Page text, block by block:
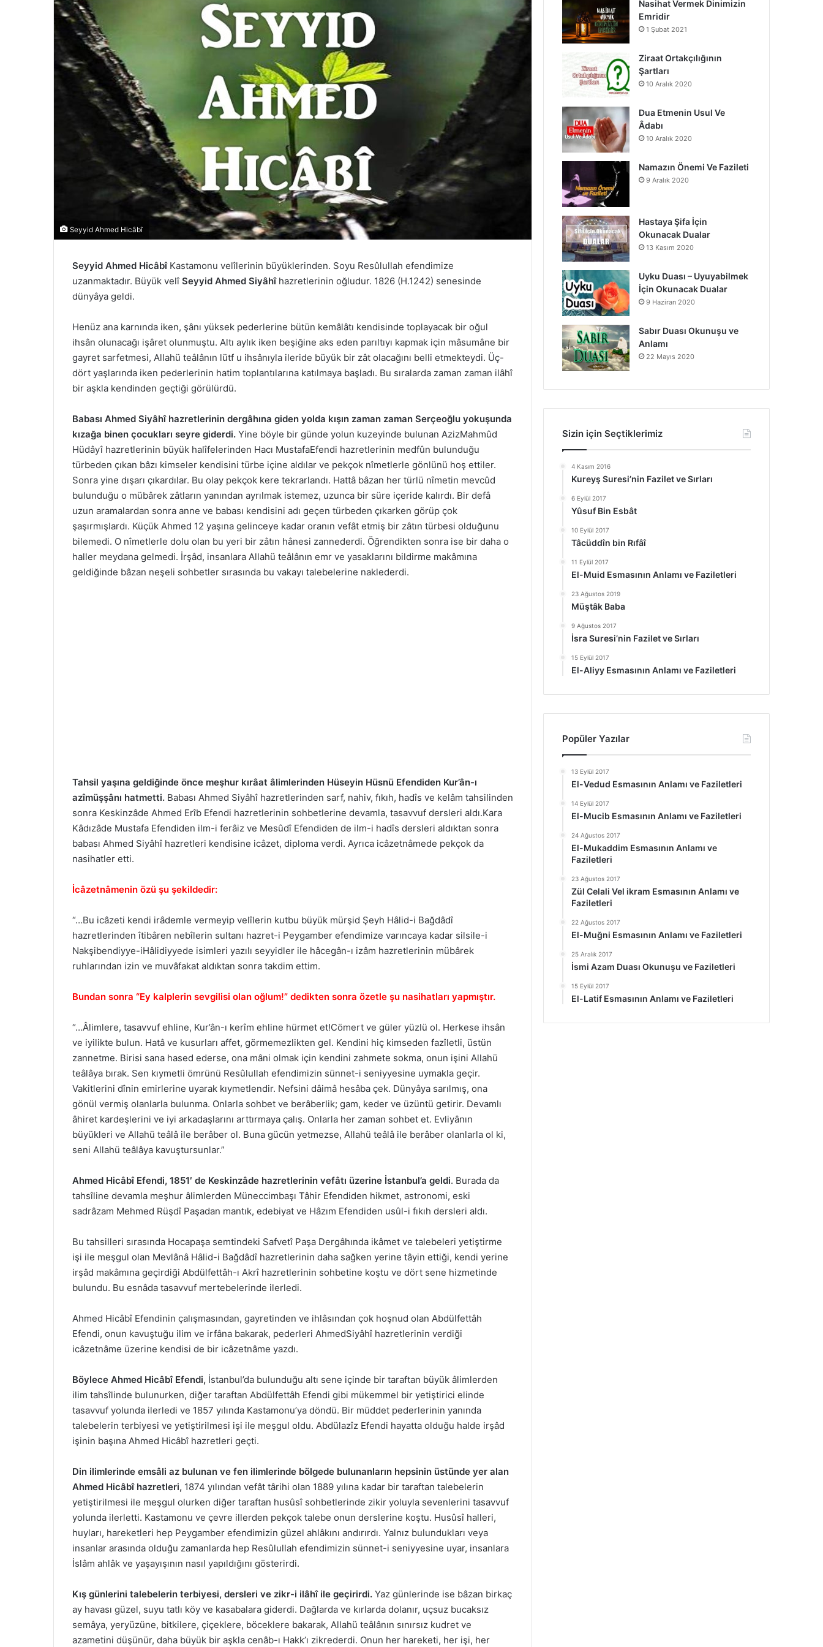
Seyyid Ahmed Hicâbî
Seyyid Ahmed HicâbîKastamonu velîlerinin büyüklerinden. Soyu Resûlullah efendimize
uzanmaktadır. Büyük velî Seyyid Ahmed Siyâhîhazretlerinin oğludur. 1826 (H.1242) senesinde
dünyâya geldi.
Henüz ana karnında iken, şânı yüksek pederlerine bütün kemâlâtı kendisinde toplayacak bir oğul
ihsân olunacağı işâret olunmuştu. Altı aylık iken beşiğine aks eden parıltıyı kapmak için mâsumâne bir
gayret sarfetmesi, Allahü teâlânın lütf u ihsânıyla ileride büyük bir zât olacağını belli etmekteydi. Üç-
dört yaşlarında iken pederlerinin hatim toplantılarına katılmaya başladı. Bu sıralarda zaman zaman ilâhî
bir aşkla kendinden geçtiği görülürdü.
Babası Ahmed Siyâhî hazretlerinin dergâhına giden yolda kışın zaman zaman Serçeoğlu yokuşunda
kızağa binen çocukları seyre giderdi. Yine böyle bir günde yolun kuzeyinde bulunan AzizMahmûd
Hüdâyî hazretlerinin büyük halîfelerinden Hacı MustafaEfendi hazretlerinin medfûn bulunduğu
türbeden çıkan bâzı kimseler kendisini türbe içine aldılar ve pekçok nîmetlerle gönlünü hoş ettiler.
Sonra yine dışarı çıkardılar. Bu olay pekçok kere tekrarlandı. Hattâ bâzan her türlü nîmetin mevcûd
bulunduğu o mübârek zâtların yanından ayrılmak istemez, uzunca bir süre içeride kalırdı. Bir defâ
uzun aramalardan sonra anne ve babası kendisini adı geçen türbeden çıkarken görüp çok
şaşırmışlardı. Küçük Ahmed 12 yaşına gelinceye kadar oranın vefât etmiş bir zâtın türbesi olduğunu
bilemedi. O nîmetlerle dolu olan bu yeri bir zâtın hânesi zannederdi. Öğrendikten sonra ise bir daha o
haller meydana gelmedi. İrşâd, insanlara Allahü teâlânın emr ve yasaklarını bildirme makâmına
geldiğinde bâzan neşeli sohbetler sırasında bu vakayı talebelerine naklederdi.
Tahsil yaşına geldiğinde önce meşhur kırâat âlimlerinden Hüseyin Hüsnü Efendiden Kur’ân-ı
azîmüşşânı hatmetti. Babası Ahmed Siyâhî hazretlerinden sarf, nahiv, fıkıh, hadîs ve kelâm tahsilinden
sonra Keskinzâde Ahmed Erîb Efendi hazretlerinin sohbetlerine devamla, tasavvuf dersleri aldı.Kara
Kâdızâde Mustafa Efendiden ilm-i ferâiz ve Mesûdî Efendiden de ilm-i hadîs dersleri aldıktan sonra
babası Ahmed Siyâhî hazretleri kendisine icâzet, diploma verdi. Ayrıca icâzetnâmede pekçok da
nasihatler etti.
İcâzetnâmenin özü şu şekildedir:
“…Bu icâzeti kendi irâdemle vermeyip velîlerin kutbu büyük mürşid Şeyh Hâlid-i Bağdâdî
hazretlerinden îtibâren nebîlerin sultanı hazret-i Peygamber efendimize varıncaya kadar silsile-i
Nakşibendiyye-iHâlidiyyede isimleri yazılı seyyidler ile hâcegân-ı izâm hazretlerinin mübârek
ruhlarından izin ve muvâfakat aldıktan sonra takdim ettim.
Bundan sonra “Ey kalplerin sevgilisi olan oğlum!” dedikten sonra özetle şu nasihatları yapmıştır.
“…Âlimlere, tasavvuf ehline, Kur’ân-ı kerîm ehline hürmet et!Cömert ve güler yüzlü ol. Herkese ihsân
ve iyilikte bulun. Hatâ ve kusurları affet, görmemezlikten gel. Kendini hiç kimseden fazîletli, üstün
zannetme. Birisi sana hased ederse, ona mâni olmak için kendini zahmete sokma, onun işini Allahü
teâlâya bırak. Sen kıymetli ömrünü Resûlullah efendimizin sünnet-i seniyyesine uymakla geçir.
Vakitlerini dînin emirlerine uyarak kıymetlendir. Nefsini dâimâ hesâba çek. Dünyâya sarılmış, ona
gönül vermiş olanlarla bulunma. Onlarla sohbet ve berâberlik; gam, keder ve üzüntü getirir. Devamlı
âhiret kardeşlerini ve iyi arkadaşlarını arttırmaya çalış. Onlarla her zaman sohbet et. Evliyânın
büyükleri ve Allahü teâlâ ile berâber ol. Buna gücün yetmezse, Allahü teâlâ ile berâber olanlarla ol ki,
seni Allahü teâlâya kavuştursunlar.”
Ahmed Hicâbî Efendi, 1851′ de Keskinzâde hazretlerinin vefâtı üzerine İstanbul’a geldi. Burada da
tahsîline devamla meşhur âlimlerden Müneccimbaşı Tâhir Efendiden hikmet, astronomi, eski
sadrâzam Mehmed Rüşdî Paşadan mantık, edebiyat ve Hâzım Efendiden usûl-i fıkıh dersleri aldı.
Bu tahsilleri sırasında Hocapaşa semtindeki Safvetî Paşa Dergâhında ikâmet ve talebeleri yetiştirme
işi ile meşgul olan Mevlânâ Hâlid-i Bağdâdî hazretlerinin daha sağken yerine tâyin ettiği, kendi yerine
irşâd makâmına geçirdiği Abdülfettâh-ı Akrî hazretlerinin sohbetine koştu ve dört sene hizmetinde
bulundu. Bu esnâda tasavvuf mertebelerinde ilerledi.
Ahmed Hicâbî Efendinin çalışmasından, gayretinden ve ihlâsından çok hoşnud olan Abdülfettâh
Efendi, onun kavuştuğu ilim ve irfâna bakarak, pederleri AhmedSiyâhî hazretlerinin verdiği
icâzetnâme üzerine kendisi de bir icâzetnâme yazdı.
Böylece Ahmed Hicâbî Efendi, İstanbul’da bulunduğu altı sene içinde bir taraftan büyük âlimlerden
ilim tahsîlinde bulunurken, diğer taraftan Abdülfettâh Efendi gibi mükemmel bir yetiştirici elinde
tasavvuf yolunda ilerledi ve 1857 yılında Kastamonu’ya döndü. Bir müddet pederlerinin yanında
talebelerin terbiyesi ve yetiştirilmesi işi ile meşgul oldu. Abdülazîz Efendi hayatta olduğu halde irşâd
işinin başına Ahmed Hicâbî hazretleri geçti.
Din ilimlerinde emsâli az bulunan ve fen ilimlerinde bölgede bulunanların hepsinin üstünde yer alan
Ahmed Hicâbî hazretleri, 1874 yılından vefât târihi olan 1889 yılına kadar bir taraftan talebelerin
yetiştirilmesi ile meşgul olurken diğer taraftan husûsî sohbetlerinde zikir yoluyla sevenlerini tasavvuf
yolunda ilerletti. Kastamonu ve çevre illerden pekçok talebe onun derslerine koştu. Husûsî halleri,
huyları, hareketleri hep Peygamber efendimizin güzel ahlâkını andırırdı. Yalnız bulundukları veya
insanlar arasında olduğu zamanlarda hep Resûlullah efendimizin sünnet-i seniyyesine uyar, insanlara
İslâm ahlâk ve yaşayışının nasıl yapıldığını gösterirdi.
Kış günlerini talebelerin terbiyesi, dersleri ve zikr-i ilâhî ile geçirirdi. Yaz günlerinde ise bâzan birkaç
ay havası güzel, suyu tatlı köy ve kasabalara giderdi. Dağlarda ve kırlarda dolanır, uçsuz bucaksız
semâya, yeryüzüne, bitkilere, çiçeklere, böceklere bakarak, Allahü teâlânın sınırsız kudret ve
azametini düşünür, daha büyük bir aşkla cenâb-ı Hakk’ı zikrederdi. Onun her hareketi, her işi, her
o
o
k
b
g
a
Nasihat Vermek Dinimizin
Emridir
1 Şubat 2021
Ziraat Ortakçılığının
Şartları
10 Aralık 2020
Dua Etmenin Usul Ve
Âdabı
10 Aralık 2020
Namazın Önemi Ve Fazileti
9 Aralık 2020
Hastaya Şifa İçin
Okunacak Dualar
13 Kasım 2020
Uyku Duası – Uyuyabilmek
İçin Okunacak Dualar
9 Haziran 2020
Sabır Duası Okunuşu ve
Anlamı
22 Mayıs 2020
Sizin için Seçtiklerimiz
4 Kasım 2016
Kureyş Suresi’nin Fazilet ve Sırları
6 Eylül 2017
Yûsuf Bin Esbât
10 Eylül 2017
Tâcüddîn bin Rıfâî
11 Eylül 2017
El-Muid Esmasının Anlamı ve Faziletleri
23 Ağustos 2019
Müştâk Baba
9 Ağustos 2017
İsra Suresi’nin Fazilet ve Sırları
15 Eylül 2017
El-Aliyy Esmasının Anlamı ve Faziletleri
Popüler Yazılar
13 Eylül 2017
El-Vedud Esmasının Anlamı ve Faziletleri
14 Eylül 2017
El-Mucib Esmasının Anlamı ve Faziletleri
24 Ağustos 2017
El-Mukaddim Esmasının Anlamı ve
Faziletleri
23 Ağustos 2017
Zül Celali Vel ikram Esmasının Anlamı ve
Faziletleri
22 Ağustos 2017
El-Muğni Esmasının Anlamı ve Faziletleri
25 Aralık 2017
İsmi Azam Duası Okunuşu ve Faziletleri
15 Eylül 2017
El-Latif Esmasının Anlamı ve Faziletleri